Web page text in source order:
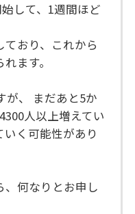
して、1週間ほど
おり、これから
ます。
が、 まだあと5か
人以上増えてい
く可能性があり
何なりとお申し